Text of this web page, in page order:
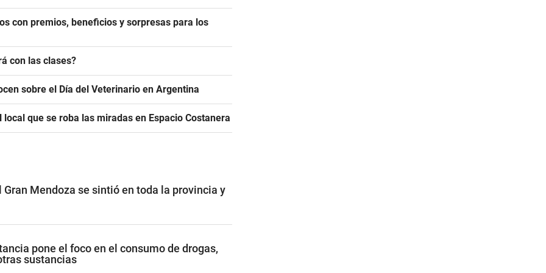
con premios, beneficios y sorpresas para los
con las clases?
sobre el Día del Veterinario en Argentina
que se roba las miradas en Espacio Costanera
Gran Mendoza se sintió en toda la provincia y
pone el foco en el consumo de drogas,
sustancias